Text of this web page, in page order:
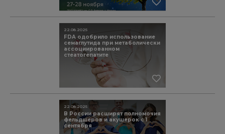
FDA одобрило использование
семаглутида при метаболически
ассоциированном
стеатогепатите
22.08.2025
В России расширят полномочия
фельдшеров и акушерок с 1
сентября
22.08.2025